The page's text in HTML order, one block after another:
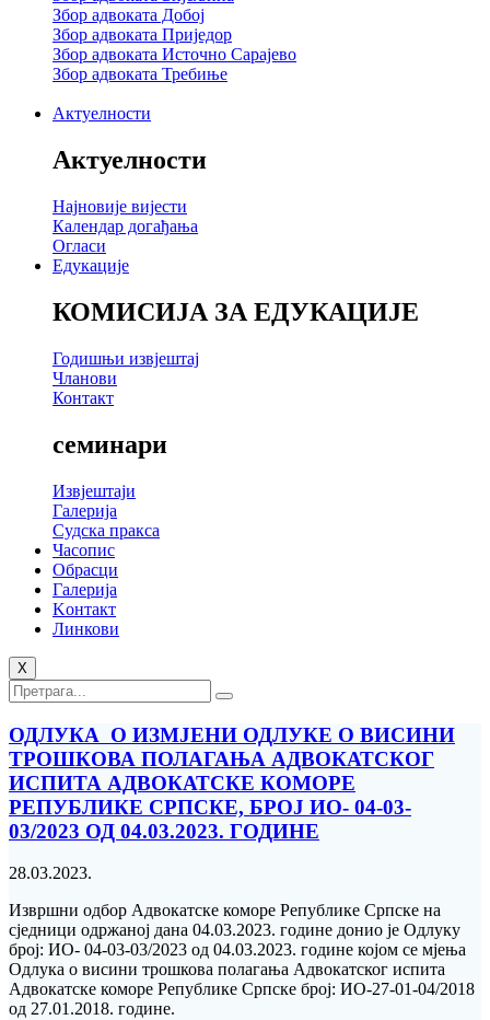
Збор адвоката Добој
Збор адвоката Приједор
Збор адвоката Источно Сарајево
Збор адвоката Требиње
Актуелности
Актуелности
Најновије вијести
Календар догађања
Огласи
Едукације
КОМИСИЈА ЗА ЕДУКАЦИЈЕ
Годишњи извјештај
Чланови
Контакт
семинари
Извјештаји
Галерија
Судска пракса
Часопис
Обрасци
Галерија
Kонтакт
Линкови
X
ОДЛУКА О ИЗМЈЕНИ ОДЛУКЕ О ВИСИНИ
ТРОШКОВА ПОЛАГАЊА АДВОКАТСКОГ
ИСПИТА АДВОКАТСКЕ КОМОРЕ
РЕПУБЛИКЕ СРПСКЕ, БРОЈ ИО- 04-03-
03/2023 ОД 04.03.2023. ГОДИНЕ
28.03.2023.
Извршни одбор Адвокатске коморе Републике Српске на
сједници одржаној дана 04.03.2023. године донио је Одлуку
број: ИО- 04-03-03/2023 од 04.03.2023. године којом се мјења
Одлука о висини трошкова полагања Адвокатског испита
Адвокатске коморе Републике Српске број: ИО-27-01-04/2018
од 27.01.2018. године.